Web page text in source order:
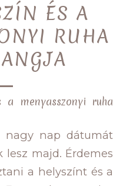
ÉS A
RUHA
a menyasszonyi ruha
nagy nap dátumát
majd. Érdemes
a helyszínt és a